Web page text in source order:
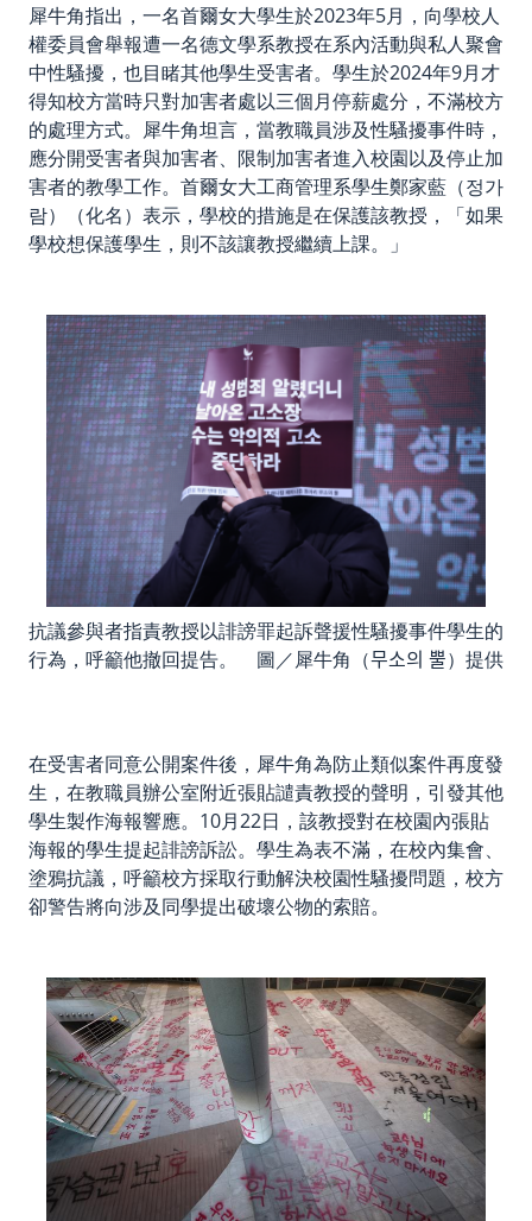
犀牛角指出，一名首爾女大學生於2023年5月，向學校人
權委員會舉報遭一名德文學系教授在系內活動與私人聚會
中性騷擾，也目睹其他學生受害者。學生於2024年9月才
得知校方當時只對加害者處以三個月停薪處分，不滿校方
的處理方式。犀牛角坦言，當教職員涉及性騷擾事件時，
應分開受害者與加害者、限制加害者進入校園以及停止加
害者的教學工作。首爾女大工商管理系學生鄭家藍（정가
람）（化名）表示，學校的措施是在保護該教授，「如果
學校想保護學生，則不該讓教授繼續上課。」
抗議參與者指責教授以誹謗罪起訴聲援性騷擾事件學生的
行為，呼籲他撤回提告。 圖／犀牛角（무소의 뿔）提供
在受害者同意公開案件後，犀牛角為防止類似案件再度發
生，在教職員辦公室附近張貼譴責教授的聲明，引發其他
學生製作海報響應。10月22日，該教授對在校園內張貼
海報的學生提起誹謗訴訟。學生為表不滿，在校內集會、
塗鴉抗議，呼籲校方採取行動解決校園性騷擾問題，校方
卻警告將向涉及同學提出破壞公物的索賠。